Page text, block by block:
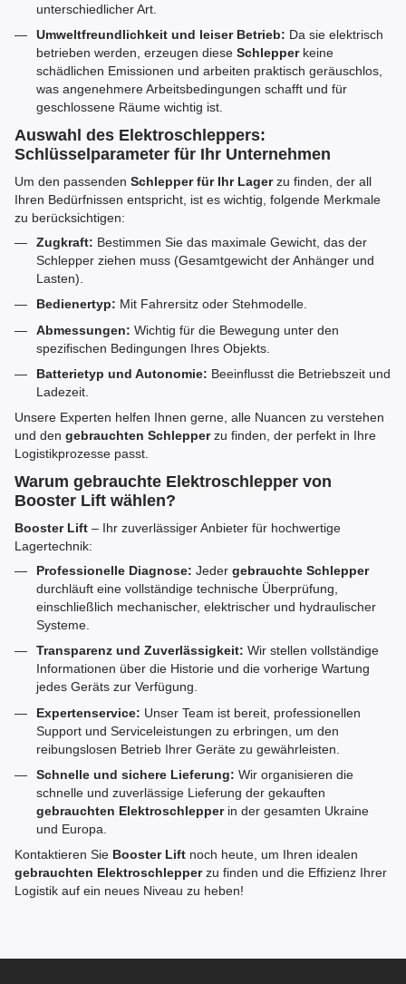
unterschiedlicher Art.
Umweltfreundlichkeit und leiser Betrieb: Da sie elektrisch
betrieben werden, erzeugen diese Schlepperkeine
schädlichen Emissionen und arbeiten praktisch geräuschlos,
was angenehmere Arbeitsbedingungen schafft und für
geschlossene Räume wichtig ist.
Auswahl des Elektroschleppers:
Schlüsselparameter für Ihr Unternehmen
Um den passenden Schlepper für Ihr Lagerzu finden, der all
Ihren Bedürfnissen entspricht, ist es wichtig, folgende Merkmale
zu berücksichtigen:
Zugkraft: Bestimmen Sie das maximale Gewicht, das der
Schlepper ziehen muss (Gesamtgewicht der Anhänger und
Lasten).
Bedienertyp: Mit Fahrersitz oder Stehmodelle.
Abmessungen: Wichtig für die Bewegung unter den
spezifischen Bedingungen Ihres Objekts.
Batterietyp und Autonomie: Beeinflusst die Betriebszeit und
Ladezeit.
Unsere Experten helfen Ihnen gerne, alle Nuancen zu verstehen
und den gebrauchten Schlepperzu finden, der perfekt in Ihre
Logistikprozesse passt.
Warum gebrauchte Elektroschlepper von
Booster Lift wählen?
Booster Lift – Ihr zuverlässiger Anbieter für hochwertige
Lagertechnik:
Professionelle Diagnose: Jeder gebrauchte Schlepper
durchläuft eine vollständige technische Überprüfung,
einschließlich mechanischer, elektrischer und hydraulischer
Systeme.
Transparenz und Zuverlässigkeit: Wir stellen vollständige
Informationen über die Historie und die vorherige Wartung
jedes Geräts zur Verfügung.
Expertenservice: Unser Team ist bereit, professionellen
Support und Serviceleistungen zu erbringen, um den
reibungslosen Betrieb Ihrer Geräte zu gewährleisten.
Schnelle und sichere Lieferung: Wir organisieren die
schnelle und zuverlässige Lieferung der gekauften
gebrauchten Elektroschlepperin der gesamten Ukraine
und Europa.
Kontaktieren Sie Booster Lift noch heute, um Ihren idealen
gebrauchten Elektroschlepperzu finden und die Effizienz Ihrer
Logistik auf ein neues Niveau zu heben!